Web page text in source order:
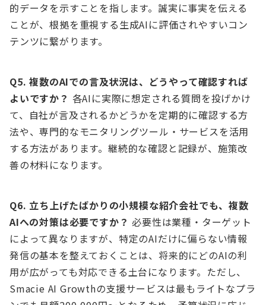
的データを示すことを指します。誠実に事実を伝える
ことが、根拠を重視する生成AIに評価されやすいコン
テンツに繋がります。
Q5. 複数のAIでの言及状況は、どうやって確認すれば
よいですか？ 各AIに実際に想定される質問を投げかけ
て、自社が言及されるかどうかを定期的に確認する方
法や、専門的なモニタリングツール・サービスを活用
する方法があります。継続的な確認と記録が、施策改
善の材料になります。
Q6. 立ち上げたばかりの小規模な紹介会社でも、複数
AIへの対策は必要ですか？ 必要性は業種・ターゲット
によって異なりますが、特定のAIだけに偏らない情報
発信の基本を整えておくことは、将来的にどのAIの利
用が広がっても対応できる土台になります。ただし、
Smacie AI Growthの支援サービスは最もライトなプラ